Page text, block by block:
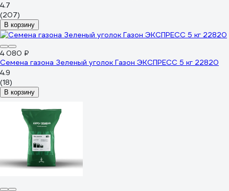
4.7
(207)
В корзину
4 080 ₽
Семена газона Зеленый уголок Газон ЭКСПРЕСС 5 кг 22820
4.9
(18)
В корзину